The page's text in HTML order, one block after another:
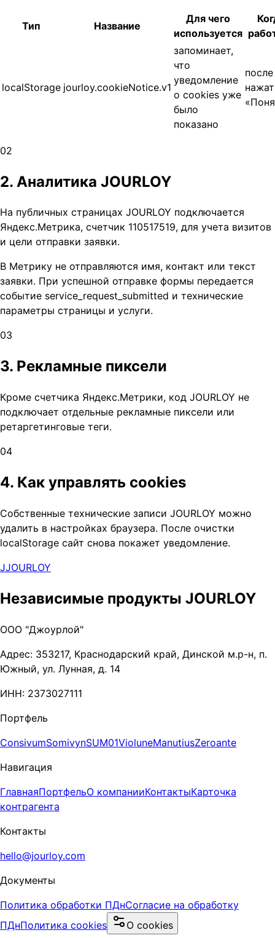
Тип Название
Для чего
используется
localStorage jourloy.cookieNotice.v1
запоминает,
что
уведомление
о cookies уже
было
показано
после
02
2. Аналитика JOURLOY
На публичных страницах JOURLOY подключается
Яндекс.Метрика, счетчик 110517519, для учета визитов
и цели отправки заявки.
В Метрику не отправляются имя, контакт или текст
заявки. При успешной отправке формы передается
событие service_request_submitted и технические
параметры страницы и услуги.
03
3. Рекламные пиксели
Кроме счетчика Яндекс.Метрики, код JOURLOY не
подключает отдельные рекламные пиксели или
ретаргетинговые теги.
04
4. Как управлять cookies
Собственные технические записи JOURLOY можно
удалить в настройках браузера. После очистки
localStorage сайт снова покажет уведомление.
JJOURLOY
Независимые продукты JOURLOY
ООО "Джоурлой"
Адрес: 353217, Краснодарский край, Динской м.р-н, п.
Южный, ул. Лунная, д. 14
ИНН: 2373027111
Портфель
ConsivumSomivynSUM01VioluneManutiusZeroante
Навигация
ГлавнаяПортфельО компанииКонтактыКарточка
контрагента
Контакты
hello@jourloy.com
Документы
Политика обработки ПДнСогласие на обработку
ПДнПолитика cookies О cookies